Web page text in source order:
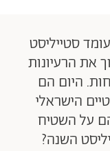
סטייליסט
את הרעיונות
היום הם
הישראלי
על השטיח
השנה?